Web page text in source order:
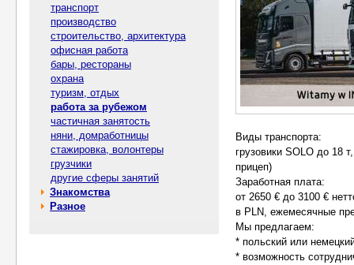
транспорт
производство
строительство, архитектура
офисная работа
бары, рестораны
охрана
туризм, отдых
работа за рубежом
частичная занятость
няни, домработницы
стажировка, волонтеры
грузчики
другие сферы занятий
Знакомства
Разное
Виды транспорта:
грузовики SOLO до 18
прицеп)
Заработная плата:
от 2650 € до 3100 €
в PLN, ежемесячные
Мы предлагаем:
* польский или
* возможность